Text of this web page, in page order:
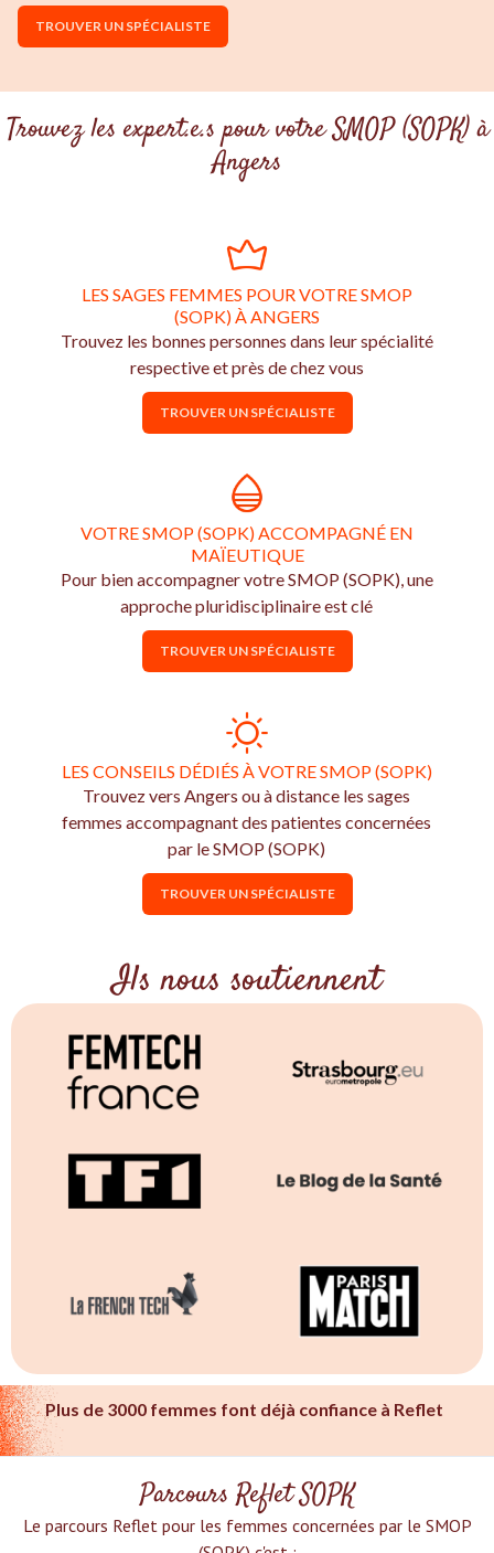
TROUVER UN SPÉCIALISTE
Trouvez les expert.e.s pour votre SMOP (SOPK) à
Angers
LES SAGES FEMMES POUR VOTRE SMOP
(SOPK) À ANGERS
Trouvez les bonnes personnes dans leur spécialité
respective et près de chez vous
TROUVER UN SPÉCIALISTE
VOTRE SMOP (SOPK) ACCOMPAGNÉ EN
MAÏEUTIQUE
Pour bien accompagner votre SMOP (SOPK), une
approche pluridisciplinaire est clé
TROUVER UN SPÉCIALISTE
LES CONSEILS DÉDIÉS À VOTRE SMOP (SOPK)
Trouvez vers Angers ou à distance les sages
femmes accompagnant des patientes concernées
par le SMOP (SOPK)
TROUVER UN SPÉCIALISTE
Ils nous soutiennent
Plus de 3000 femmes font déjà confiance à Reflet
Parcours Reflet SOPK
Le parcours Reflet pour les femmes concernées par le SMOP